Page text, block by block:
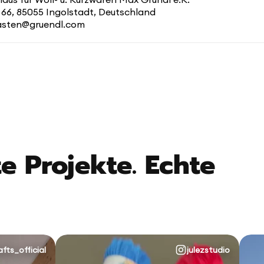
85055 Ingolstadt, Deutschland
Projekte. Echte
julezstudio